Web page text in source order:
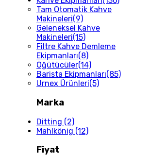
Tam Otomatik Kahve
Makineleri(9)
Geleneksel Kahve
Makineleri(15)
Filtre Kahve Demleme
Ekipmanları(8)
Öğütücüler(14)
Barista Ekipmanları(85)
Urnex Ürünleri(5)
Marka
Ditting (2)
Mahlkönig (12)
Fiyat